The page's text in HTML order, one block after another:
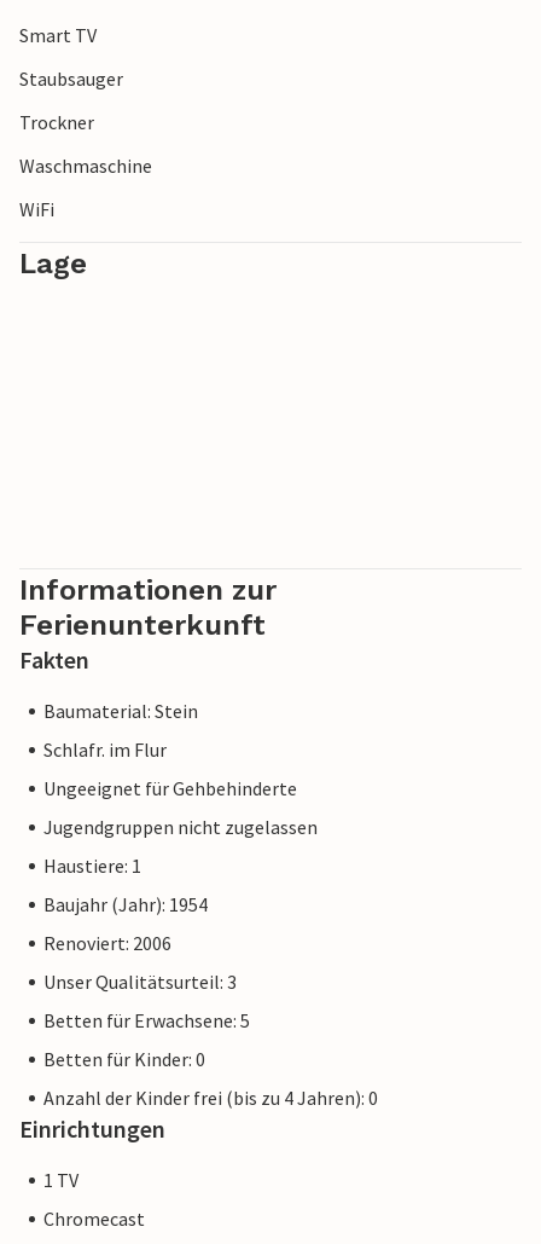
Smart TV
Staubsauger
Trockner
Waschmaschine
WiFi
Lage
Informationen zur
Ferienunterkunft
Fakten
Baumaterial: Stein
Schlafr. im Flur
Ungeeignet für Gehbehinderte
Jugendgruppen nicht zugelassen
Haustiere: 1
Baujahr (Jahr): 1954
Renoviert: 2006
Unser Qualitätsurteil: 3
Betten für Erwachsene: 5
Betten für Kinder: 0
Anzahl der Kinder frei (bis zu 4 Jahren): 0
Einrichtungen
1 TV
Chromecast